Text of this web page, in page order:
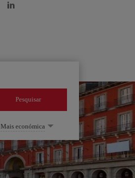
Pesquisar
Mais económica